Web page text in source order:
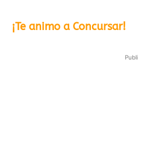
¡Te animo a Concursar!
Publi